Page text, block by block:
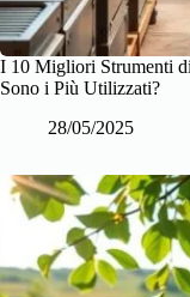
I 10 Migliori Strumenti
Sono i Più Utilizzati?
28/05/2025